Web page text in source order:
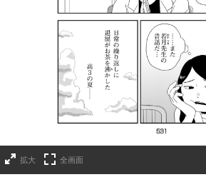
拡大 全画面